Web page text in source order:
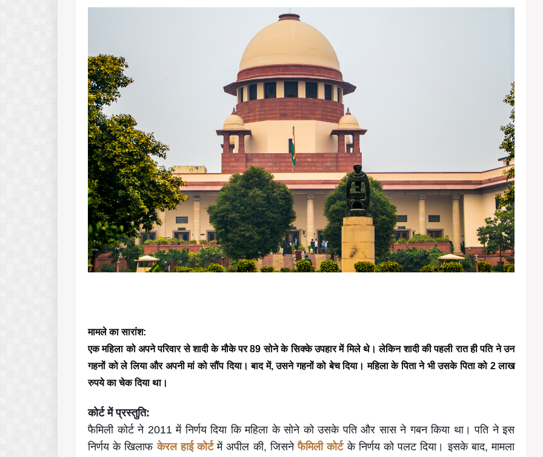
मामले का सारांश:
एक महिला को अपने परिवार से शादी के मौके पर 89 सोने के सिक्के उपहार में मिले थे। लेकिन शादी की पहली रात ही पति ने उन
गहनों को ले लिया और अपनी मां को सौंप दिया। बाद में, उसने गहनों को बेच दिया। महिला के पिता ने भी उसके पिता को 2 लाख
रुपये का चेक दिया था।
कोर्ट में प्रस्तुति:
फैमिली कोर्ट ने 2011 में निर्णय दिया कि महिला के सोने को उसके पति और सास ने गबन किया था। पति ने इस
निर्णय के खिलाफकेरल हाई कोर्टमें अपील की, जिसनेफैमिली कोर्टके निर्णय को पलट दिया। इसके बाद, मामला